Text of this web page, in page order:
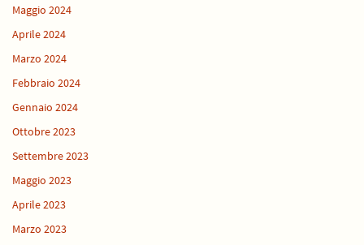
Maggio 2024
Aprile 2024
Marzo 2024
Febbraio 2024
Gennaio 2024
Ottobre 2023
Settembre 2023
Maggio 2023
Aprile 2023
Marzo 2023